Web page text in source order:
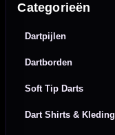
Categorieën
Dartpijlen
Dartborden
Soft Tip Darts
Dart Shirts & Kleding